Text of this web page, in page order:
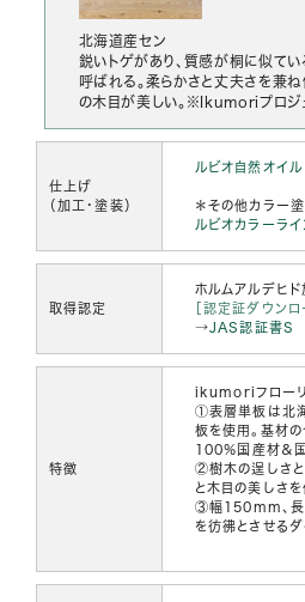
北海道産セン
鋭いトゲがあり、質感が桐に似てい
呼ばれる。柔らかさと丈夫さを兼ね
の木目が美しい。※Ikumoriプロジ
仕上げ
（加工・塗装）
ルビオ自然オイル
＊その他カラー塗
ルビオカラーライ
取得認定
ホルムアルデヒ
［認定証ダウンロ
→
JAS認証書S
特徴
ikumoriフロー
①表層単板は北
板を使用。基材
100％国産材＆
②樹木の逞しさ
と木目の美しさ
③幅150mm、長
を彷彿とさせる